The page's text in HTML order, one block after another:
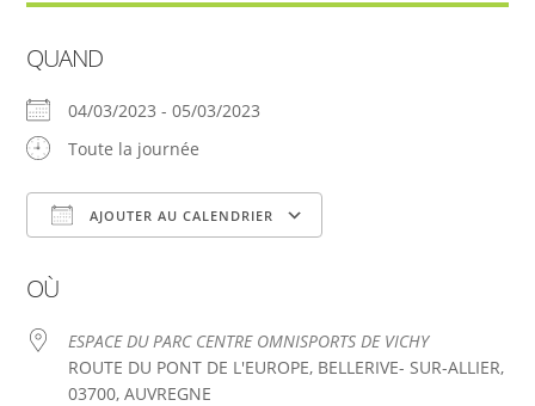
QUAND
04/03/2023 - 05/03/2023
Toute la journée
AJOUTER AU CALENDRIER
OÙ
ESPACE DU PARC CENTRE OMNISPORTS DE VICHY
ROUTE DU PONT DE L'EUROPE, BELLERIVE- SUR-ALLIER,
03700, AUVREGNE